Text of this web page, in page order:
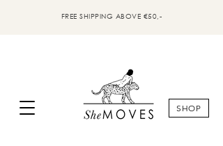
FREE SHIPPING ABOVE €50,-
SHOP